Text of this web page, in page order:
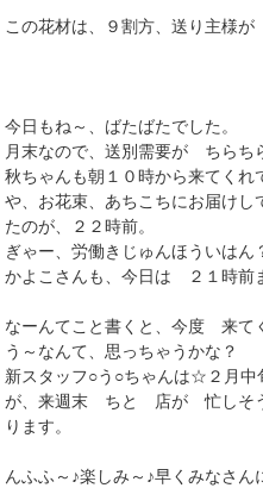
この花材は、９割方、送り主様
今日もね～、ばたばたでした。
月末なので、送別需要が ちらち
秋ちゃんも朝１０時から来てくれ
や、お花束、あちこちにお届けし
たのが、２２時前。
ぎゃー、労働きじゅんほういは
かよこさんも、今日は ２１時前
なーんてこと書くと、今度 来て
う～なんて、思っちゃうかな？
新スタッフ○う○ちゃんは☆２月
が、来週末 ちと 店が 忙しそう
ります。
んふふ～♪楽しみ～♪早くみなさ